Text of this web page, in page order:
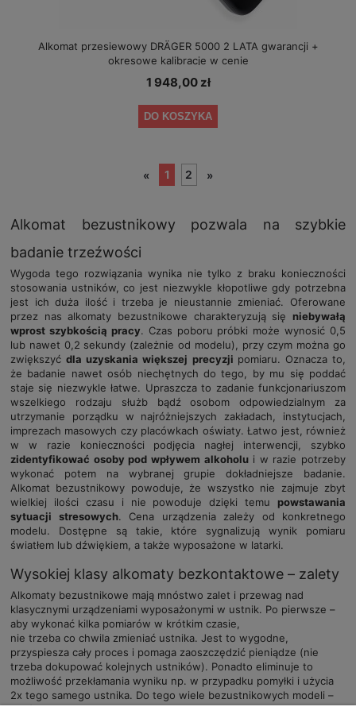
Alkomat przesiewowy DRÄGER 5000 2 LATA gwarancji +
okresowe kalibracje w cenie
1 948,00 zł
DO KOSZYKA
« 1 2 »
Alkomat bezustnikowy pozwala na szybkie
badanie trzeźwości
Wygoda tego rozwiązania wynika nie tylko z braku konieczności
stosowania ustników, co jest niezwykle kłopotliwe gdy potrzebna
jest ich duża ilość i trzeba je nieustannie zmieniać. Oferowane
przez nas alkomaty bezustnikowe charakteryzują się niebywałą
wprost szybkością pracy. Czas poboru próbki może wynosić 0,5
lub nawet 0,2 sekundy (zależnie od modelu), przy czym można go
zwiększyćdla uzyskania większej precyzji pomiaru. Oznacza to,
że badanie nawet osób niechętnych do tego, by mu się poddać
staje się niezwykle łatwe. Upraszcza to zadanie funkcjonariuszom
wszelkiego rodzaju służb bądź osobom odpowiedzialnym za
utrzymanie porządku w najróżniejszych zakładach, instytucjach,
imprezach masowych czy placówkach oświaty. Łatwo jest, również
w w razie konieczności podjęcia nagłej interwencji, szybko
zidentyfikować osoby pod wpływem alkoholui w razie potrzeby
wykonać potem na wybranej grupie dokładniejsze badanie.
Alkomat bezustnikowy powoduje, że wszystko nie zajmuje zbyt
wielkiej ilości czasu i nie powoduje dzięki temu powstawania
sytuacji stresowych. Cena urządzenia zależy od konkretnego
modelu. Dostępne są takie, które sygnalizują wynik pomiaru
światłem lub dźwiękiem, a także wyposażone w latarki.
Wysokiej klasy alkomaty bezkontaktowe – zalety
Alkomaty bezustnikowe mają mnóstwo zalet i przewag nad
klasycznymi urządzeniami wyposażonymi w ustnik. Po pierwsze –
aby wykonać kilka pomiarów w krótkim czasie,
nie trzeba co chwila zmieniać ustnika. Jest to wygodne,
przyspiesza cały proces i pomaga zaoszczędzić pieniądze (nie
trzeba dokupować kolejnych ustników). Ponadto eliminuje to
możliwość przekłamania wyniku np. w przypadku pomyłki i użycia
2x tego samego ustnika. Do tego wiele bezustnikowych modeli –
porównując je z klasycznymi rozwiązaniami – jest gotowych do